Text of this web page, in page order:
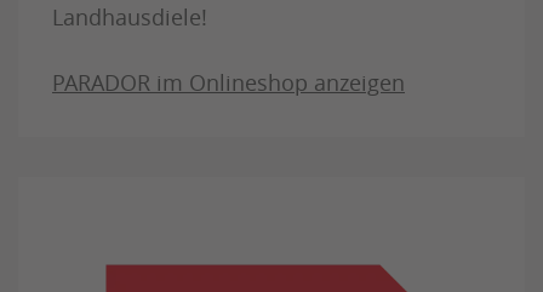
Landhausdiele!
PARADOR im Onlineshop anzeigen